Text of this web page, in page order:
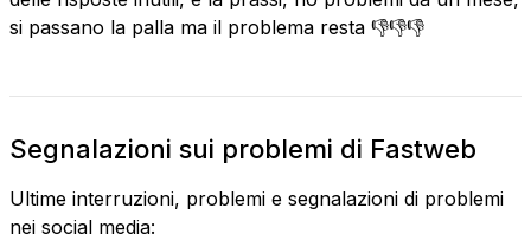
si passano la palla ma il problema resta 👎👎👎
Segnalazioni sui problemi di Fastweb
Ultime interruzioni, problemi e segnalazioni di problemi
nei social media: